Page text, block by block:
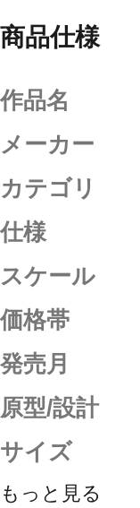
商品仕様
作品名
メーカー
カテゴリ
仕様
スケール
価格帯
発売月
原型/設計
サイズ
もっと見る